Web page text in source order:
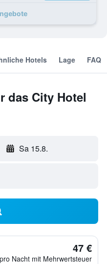
Hotels Lage FAQ
das City Hotel
Sa 15.8.
47 €
pro Nacht mit Mehrwertsteuer